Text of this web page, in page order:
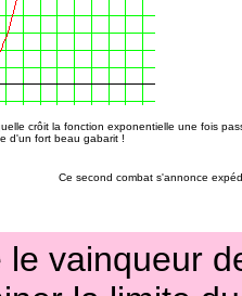
crôit la fonction exponentielle une fois
d'un fort beau gabarit !
Ce second combat s'annonce
vainqueur